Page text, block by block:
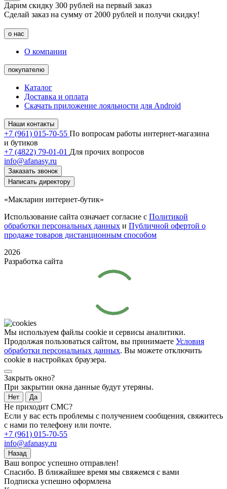
Дарим скидку 300 рублей на первый заказ
Сделай заказ на сумму от 2000 рублей и получи скидку!
о нас
О компании
покупателю
Каталог
Доставка и оплата
Скачать приложение лояльности для Android
Наши контакты
+7 (961) 015-70-55 По вопросам работы интернет-магазина
и бутиков
+7 (4822) 79-01-01 Для прочих вопросов
info@afanasy.ru
Заказать звонок
Написать директору
«Макларин интернет-бутик»
Использование сайта означает согласие с Политикой
обработки персональных данных и Публичной офертой о
продаже товаров дистанционным способом
2026
Разработка сайта
Мы используем файлы cookie и сервисы аналитики.
Продолжая пользоваться сайтом, вы принимаете Условия
обработки персональных данных. Вы можете отключить
cookie в настройках браузера.
Закрыть окно?
При закрытии окна данные будут утеряны.
Нет Да
Не приходит СМС?
Если у вас есть проблемы с получением сообщения, свяжитесь
с нами по телефону или почте.
+7 (961) 015-70-55
info@afanasy.ru
Назад
Ваш вопрос успешно отправлен!
Спасибо. В ближайшее время мы свяжемся с вами
Подписка успешно оформлена